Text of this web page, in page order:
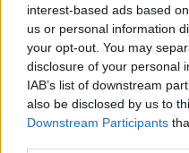
interest-based ads based
us or personal information
your opt-out. You may
disclosure of your personal
IAB’s list of downstream
also be disclosed by us to
Downstream Participants
Sécurité Automobile
Découverte aux